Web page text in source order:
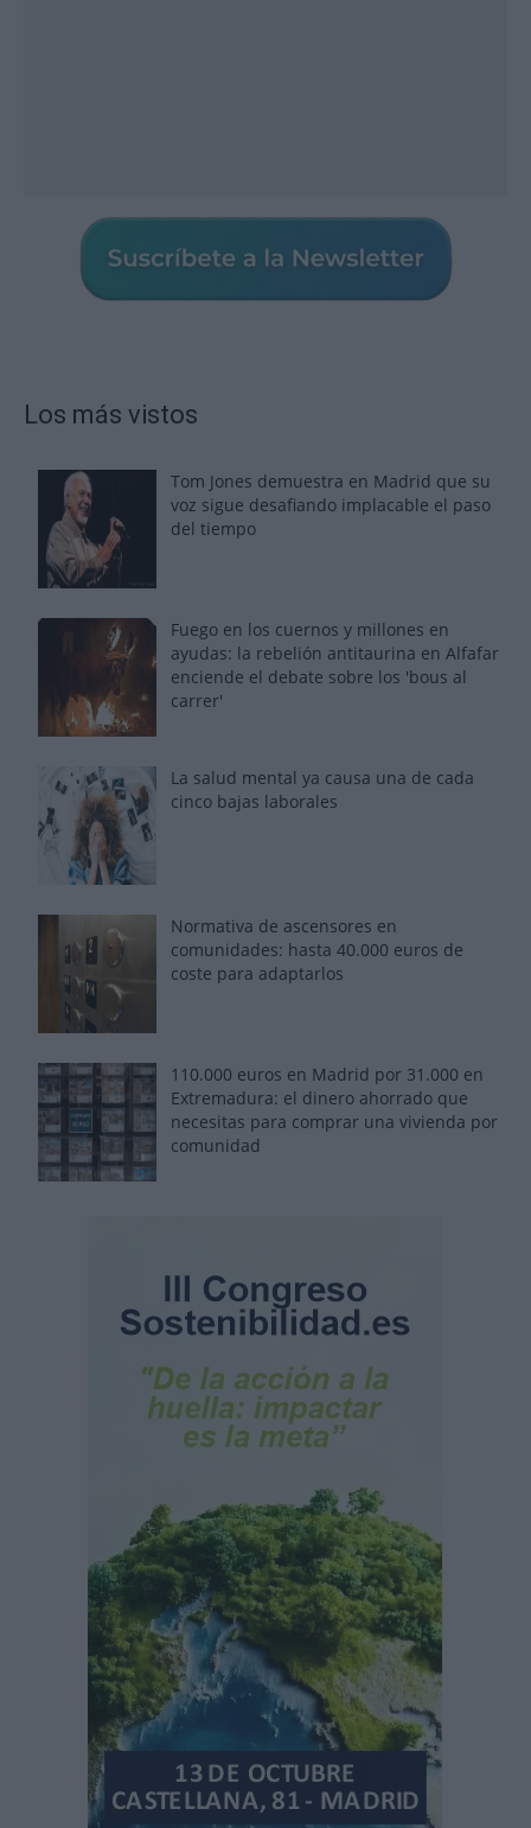
Los más vistos
Tom Jones demuestra en Madrid que su
voz sigue desafiando implacable el paso
del tiempo
Fuego en los cuernos y millones en
ayudas: la rebelión antitaurina en Alfafar
enciende el debate sobre los 'bous al
carrer'
La salud mental ya causa una de cada
cinco bajas laborales
Normativa de ascensores en
comunidades: hasta 40.000 euros de
coste para adaptarlos
110.000 euros en Madrid por 31.000 en
Extremadura: el dinero ahorrado que
necesitas para comprar una vivienda por
comunidad